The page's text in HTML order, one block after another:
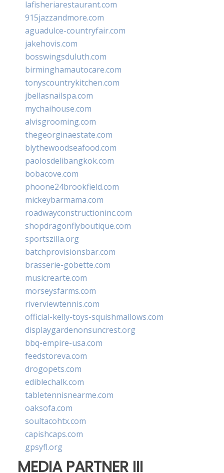
lafisheriarestaurant.com
915jazzandmore.com
aguadulce-countryfair.com
jakehovis.com
bosswingsduluth.com
birminghamautocare.com
tonyscountrykitchen.com
jbellasnailspa.com
mychaihouse.com
alvisgrooming.com
thegeorginaestate.com
blythewoodseafood.com
paolosdelibangkok.com
bobacove.com
phoone24brookfield.com
mickeybarmama.com
roadwayconstructioninc.com
shopdragonflyboutique.com
sportszilla.org
batchprovisionsbar.com
brasserie-gobette.com
musicrearte.com
morseysfarms.com
riverviewtennis.com
official-kelly-toys-squishmallows.com
displaygardenonsuncrest.org
bbq-empire-usa.com
feedstoreva.com
drogopets.com
ediblechalk.com
tabletennisnearme.com
oaksofa.com
soultacohtx.com
capishcaps.com
gpsyfl.org
MEDIA PARTNER III